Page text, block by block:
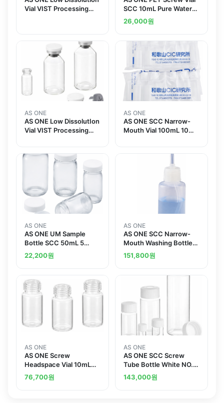
Vial VIST Processing
SCC 10mL Pure Water
Washing Processed and
others
26,000원
AS ONE
AS ONE Low DissolutIon
Vial VIST Processing
병 VIST처리 및 초순수세
AS ONE
AS ONE SCC Narrow-
Mouth Vial 100mL 10
AS ONE
AS ONE UM Sample
Bottle SCC 50mL 5
Pieces Pure Water
Washing Processed and
22,200원
AS ONE
AS ONE SCC Narrow-
Mouth Washing Bottle
250mL Pure Water
Washing Processed and
151,800원
AS ONE
AS ONE Screw
Headspace Vial 10mL
100 Piecesand others
76,700원
AS ONE
AS ONE SCC Screw
Tube Bottle White NO.2
6mL Pure Water
Washing Processed and
143,000원